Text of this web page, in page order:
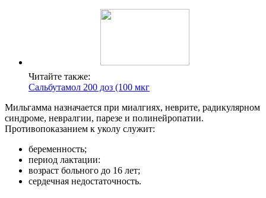
Читайте также:
Сальбутамол 200 доз (100 мкг
Мильгамма назначается при миалгиях, неврите, радикулярном
синдроме, невралгии, парезе и полинейропатии.
Противопоказанием к уколу служит:
беременность;
период лактации:
возраст больного до 16 лет;
сердечная недостаточность.